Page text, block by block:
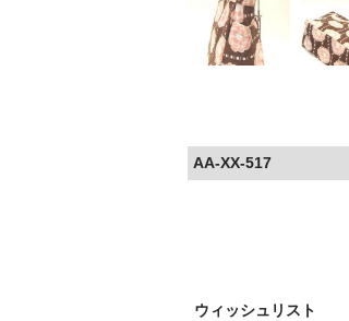
AA-XX-517
ウィッシュリスト